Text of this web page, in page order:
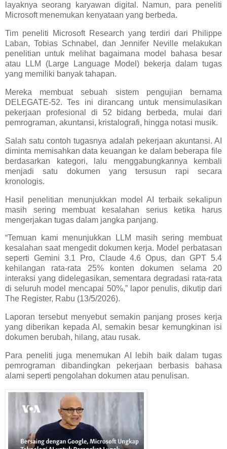
layaknya seorang karyawan digital. Namun, para peneliti
Microsoft menemukan kenyataan yang berbeda.
Tim peneliti Microsoft Research yang terdiri dari Philippe
Laban, Tobias Schnabel, dan Jennifer Neville melakukan
penelitian untuk melihat bagaimana model bahasa besar
atau LLM (Large Language Model) bekerja dalam tugas
yang memiliki banyak tahapan.
Mereka membuat sebuah sistem pengujian bernama
DELEGATE-52. Tes ini dirancang untuk mensimulasikan
pekerjaan profesional di 52 bidang berbeda, mulai dari
pemrograman, akuntansi, kristalografi, hingga notasi musik.
Salah satu contoh tugasnya adalah pekerjaan akuntansi. AI
diminta memisahkan data keuangan ke dalam beberapa file
berdasarkan kategori, lalu menggabungkannya kembali
menjadi satu dokumen yang tersusun rapi secara
kronologis.
Hasil penelitian menunjukkan model AI terbaik sekalipun
masih sering membuat kesalahan serius ketika harus
mengerjakan tugas dalam jangka panjang.
“Temuan kami menunjukkan LLM masih sering membuat
kesalahan saat mengedit dokumen kerja. Model perbatasan
seperti Gemini 3.1 Pro, Claude 4.6 Opus, dan GPT 5.4
kehilangan rata-rata 25% konten dokumen selama 20
interaksi yang didelegasikan, sementara degradasi rata-rata
di seluruh model mencapai 50%,” lapor penulis, dikutip dari
The Register, Rabu (13/5/2026).
Laporan tersebut menyebut semakin panjang proses kerja
yang diberikan kepada AI, semakin besar kemungkinan isi
dokumen berubah, hilang, atau rusak.
Para peneliti juga menemukan AI lebih baik dalam tugas
pemrograman dibandingkan pekerjaan berbasis bahasa
alami seperti pengolahan dokumen atau penulisan.